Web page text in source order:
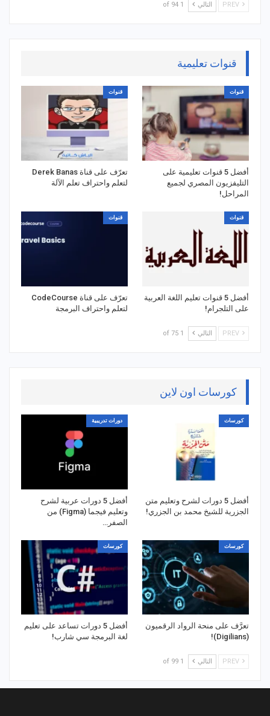
التالي 1 of 94
قنوات تعليمية
قنوات
أفضل 5 قنوات تعليمية على
التليفزيون المصري لجميع
المراحل!
قنوات
تعرّف على قناة Derek Banas
لتعلم واحتراف تعلم الآلة
قنوات
أفضل 5 قنوات تعليم اللغة العربية
على التلجرام!
قنوات
تعرّف على قناة CodeCourse
لتعلم واحتراف البرمجة
التالي 1 of 75
كورسات اون لاين
كورسات
أفضل 5 دورات لشرح وتعليم متن
الجزرية للشيخ محمد بن الجزري!
دورات تدريبية
أفضل 5 دورات عربية لشرح
وتعليم فيجما (Figma) من
الصفر…
كورسات
تعرَّف على منحة الرواد الرقميون
(Digilians)!
كورسات
أفضل 5 دورات تساعد على تعليم
لغة البرمجة سي شارب!
التالي 1 of 99